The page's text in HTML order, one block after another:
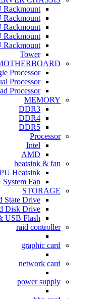
Rackmount
Rackmount
Rackmount
Rackmount
Rackmount
Tower
Processor
Processor
Processor
MEMORY
DDR3
DDR4
DDR5
Processor
Intel
AMD
heatsink & fan
Heatsink
System Fan
STORAGE
State Drive
Disk Drive
USB Flash
raid controller
graphic card
network card
power supply